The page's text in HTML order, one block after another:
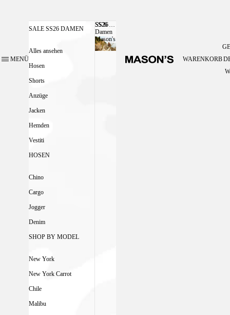
MENÜ
SALE SS26 DAMEN
Alles ansehen
Hosen
Shorts
Anzüge
Jacken
Hemden
Vestiti
HOSEN
Chino
Cargo
Jogger
Denim
SHOP BY MODEL
New York
New York Carrot
Chile
Malibu
SS26
Damen
Mason's
SS26 DAMEN MASON'S
WARENKORB